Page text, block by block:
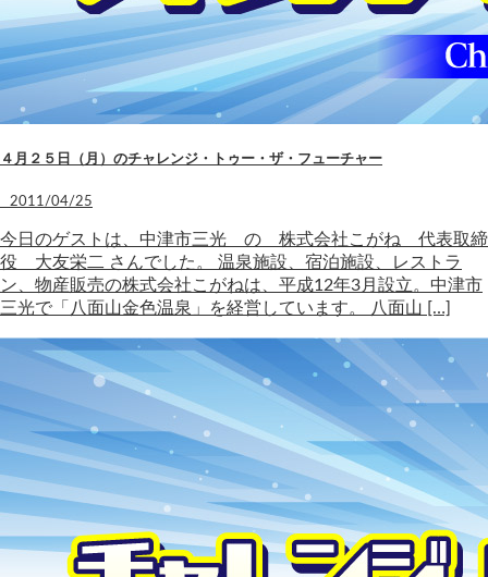
４月２５日（月）のチャレンジ・トゥー・ザ・フューチャー
2011/04/25
今日のゲストは、中津市三光 の 株式会社こがね 代表取締
役 大友栄二 さんでした。 温泉施設、宿泊施設、レストラ
ン、物産販売の株式会社こがねは、平成12年3月設立。中津市
三光で「八面山金色温泉」を経営しています。 八面山 […]